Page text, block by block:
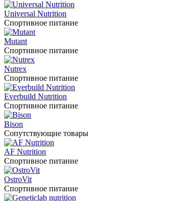
Universal Nutrition
Спортивное питание
Mutant
Спортивное питание
Nutrex
Спортивное питание
Everbuild Nutrition
Спортивное питание
Bison
Сопутствующие товары
AF Nutrition
Спортивное питание
OstroVit
Спортивное питание